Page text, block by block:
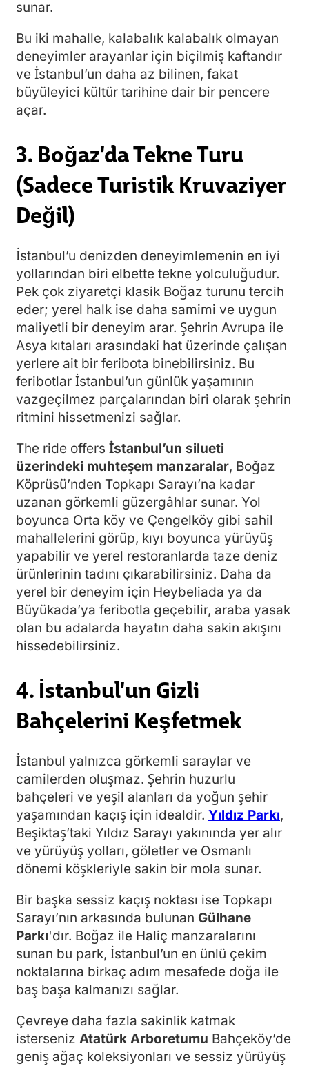
sunar.
Bu iki mahalle, kalabalık kalabalık olmayan
deneyimler arayanlar için biçilmiş kaftandır
ve İstanbul’un daha az bilinen, fakat
büyüleyici kültür tarihine dair bir pencere
açar.
3. Boğaz'da Tekne Turu
(Sadece Turistik Kruvaziyer
Değil)
İstanbul’u denizden deneyimlemenin en iyi
yollarından biri elbette tekne yolculuğudur.
Pek çok ziyaretçi klasik Boğaz turunu tercih
eder; yerel halk ise daha samimi ve uygun
maliyetli bir deneyim arar. Şehrin Avrupa ile
Asya kıtaları arasındaki hat üzerinde çalışan
yerlere ait bir feribota binebilirsiniz. Bu
feribotlar İstanbul’un günlük yaşamının
vazgeçilmez parçalarından biri olarak şehrin
ritmini hissetmenizi sağlar.
The ride offers İstanbul’un silueti
üzerindeki muhteşem manzaralar, Boğaz
Köprüsü’nden Topkapı Sarayı’na kadar
uzanan görkemli güzergâhlar sunar. Yol
boyunca Orta köy ve Çengelköy gibi sahil
mahallelerini görüp, kıyı boyunca yürüyüş
yapabilir ve yerel restoranlarda taze deniz
ürünlerinin tadını çıkarabilirsiniz. Daha da
yerel bir deneyim için Heybeliada ya da
Büyükada’ya feribotla geçebilir, araba yasak
olan bu adalarda hayatın daha sakin akışını
hissedebilirsiniz.
4. İstanbul'un Gizli
Bahçelerini Keşfetmek
İstanbul yalnızca görkemli saraylar ve
camilerden oluşmaz. Şehrin huzurlu
bahçeleri ve yeşil alanları da yoğun şehir
yaşamından kaçış için idealdir. Yıldız Parkı,
Beşiktaş’taki Yıldız Sarayı yakınında yer alır
ve yürüyüş yolları, göletler ve Osmanlı
dönemi köşkleriyle sakin bir mola sunar.
Bir başka sessiz kaçış noktası ise Topkapı
Sarayı’nın arkasında bulunan Gülhane
Parkı'dır. Boğaz ile Haliç manzaralarını
sunan bu park, İstanbul’un en ünlü çekim
noktalarına birkaç adım mesafede doğa ile
baş başa kalmanızı sağlar.
Çevreye daha fazla sakinlik katmak
isterseniz Atatürk Arboretumu Bahçeköy’de
geniş ağaç koleksiyonları ve sessiz yürüyüş